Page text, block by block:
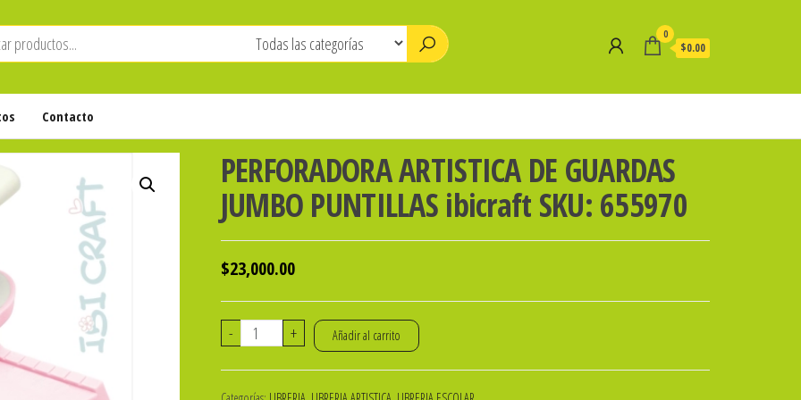
0
$0.00
Contacto
PERFORADORA ARTISTICA DE GUARDAS
JUMBO PUNTILLAS ibicraft SKU: 655970
$23,000.00
-
PERFORADORA
+ Añadir al carrito